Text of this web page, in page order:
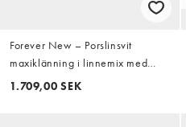
Forever New – Porslinsvit
maxiklänning i linnemix med
pärlprydda axelband i mesh
1.709,00 SEK